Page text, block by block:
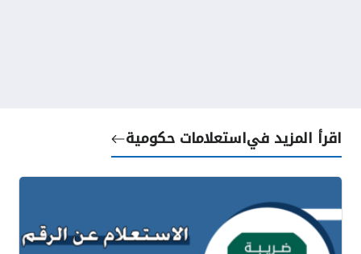
اقرأ المزيد فياستعلامات حكومية